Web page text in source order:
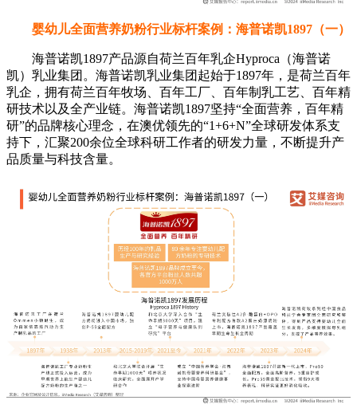
婴幼儿全面营养奶粉行业标杆案例：海普诺凯1897（一）
海普诺凯1897产品源自荷兰百年乳企Hyproca（海普诺
凯）乳业集团。海普诺凯乳业集团起始于1897年，是荷兰百年
乳企，拥有荷兰百年牧场、百年工厂、百年制乳工艺、百年精
研技术以及全产业链。海普诺凯1897坚持“全面营养，百年精
研”的品牌核心理念，在澳优领先的“1+6+N”全球研发体系支
持下，汇聚200余位全球科研工作者的研发力量，不断提升产
品质量与科技含量。